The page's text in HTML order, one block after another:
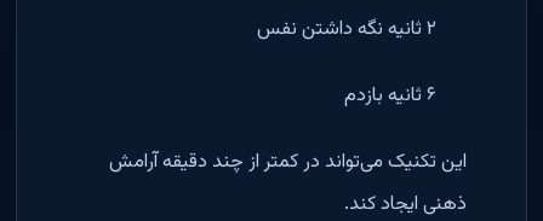
۲ ثانیه نگه داشتن نفس
۶ ثانیه بازدم
این تکنیک می‌تواند در کمتر از چند دقیقه آرامش
ذهنی ایجاد کند.